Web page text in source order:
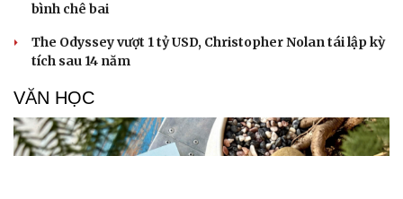
bình chê bai
The Odyssey vượt 1 tỷ USD, Christopher Nolan tái lập kỳ
tích sau 14 năm
VĂN HỌC